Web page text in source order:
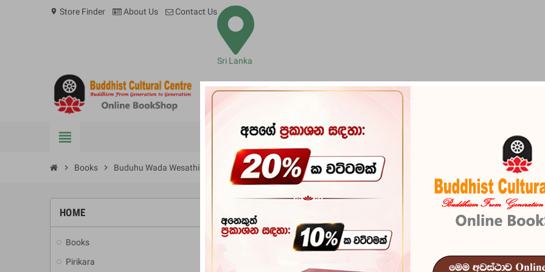
location_on Store Finder About Us Contact Us
Sri Lanka
view_headline BOOKS PIRIKARA BUDDHA STATUES RITUAL ITEMS &
chevron_right Books chevron_right Buduhu Wada Wesathi
HOME
Books
Pirikara
-10% Buduhu Wada
In stock
24